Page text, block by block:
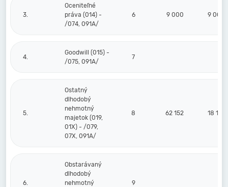
3.
Oceniteľné
práva (014) -
/074, 091A/
6 9 000 9 000
4.
Goodwill (015) -
/075, 091A/
7
5.
Ostatný
dlhodobý
nehmotný
majetok (019,
01X) - /079,
07X, 091A/
8 62 152 18 127
6.
Obstarávaný
dlhodobý
nehmotný
9